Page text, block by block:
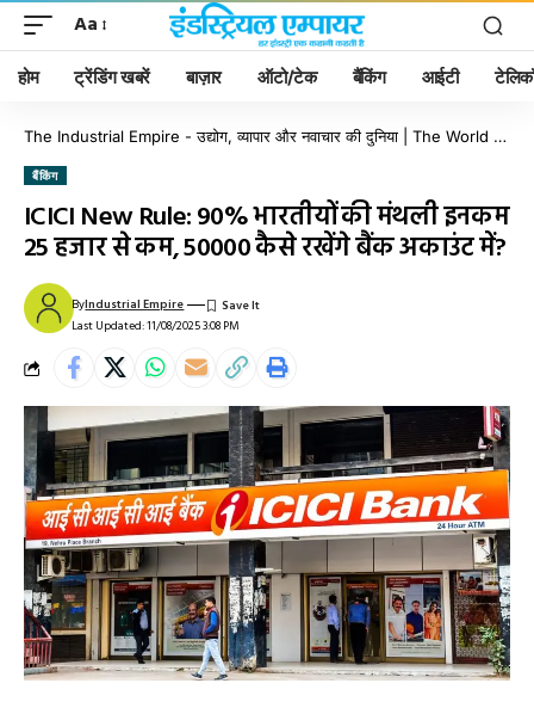
Aa
होम ट्रेंडिंग खबरें बाज़ार ऑटो/टेक बैंकिंग आईटी
The Industrial Empire - उद्योग, व्यापार और नवाचार की दुनिया | The World of Industry, Business & Innovation
बैंकिंग
ICICI New Rule: 90% भारतीयों की मंथली इनकम
25 हजार से कम, ₹50000 कैसे रखेंगे बैंक अकाउंट में?
Last Updated: 11/08/2025 3:08 PM
ByIndustrial Empire